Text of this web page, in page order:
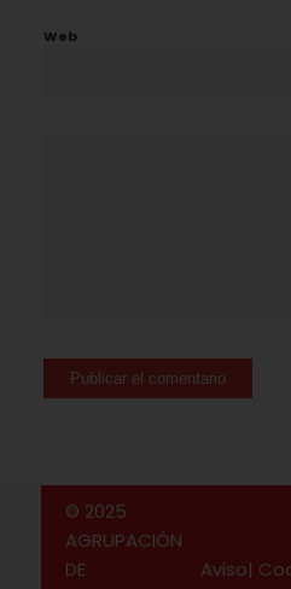
Web
© 2025
AGRUPACIÓN
DE
Aviso|